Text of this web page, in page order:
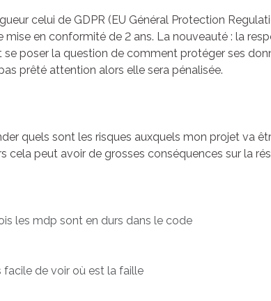
celui de GDPR (EU Général Protection
en conformité de 2 ans. La nouveauté : la
se poser la question de comment protéger ses
prêté attention alors elle sera pénalisée.
quels sont les risques auxquels mon projet va
cela peut avoir de grosses conséquences sur la
les mdp sont en durs dans le code
facile de voir où est la faille